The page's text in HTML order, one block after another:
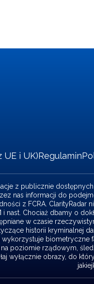
i UK)Regulamin
z publicznie
nas informacji do
z FCRA. ClarityRadar
i nast. Chociaż dbamy o
w czasie
historii kryminalnej
biometryczne
poziomie rządowym,
wyłącznie obrazy, do